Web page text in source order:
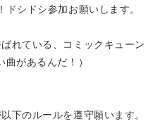
シドシ参加お願いします。
れている、コミックキューン
があるんだ！）
下のルールを遵守願います。